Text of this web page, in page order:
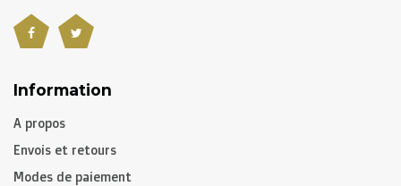
Information
A propos
Envois et retours
Modes de paiement